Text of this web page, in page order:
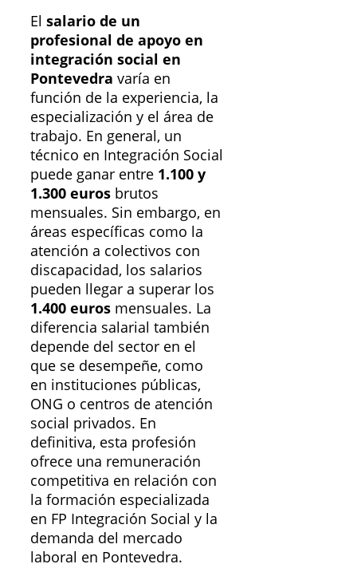
El salario de un
profesional de apoyo en
integración social en
Pontevedra varía en
función de la experiencia, la
especialización y el área de
trabajo. En general, un
técnico en Integración Social
puede ganar entre 1.100 y
1.300 euros brutos
mensuales. Sin embargo, en
áreas específicas como la
atención a colectivos con
discapacidad, los salarios
pueden llegar a superar los
1.400 euros mensuales. La
diferencia salarial también
depende del sector en el
que se desempeñe, como
en instituciones públicas,
ONG o centros de atención
social privados. En
definitiva, esta profesión
ofrece una remuneración
competitiva en relación con
la formación especializada
en FP Integración Social y la
demanda del mercado
laboral en Pontevedra.